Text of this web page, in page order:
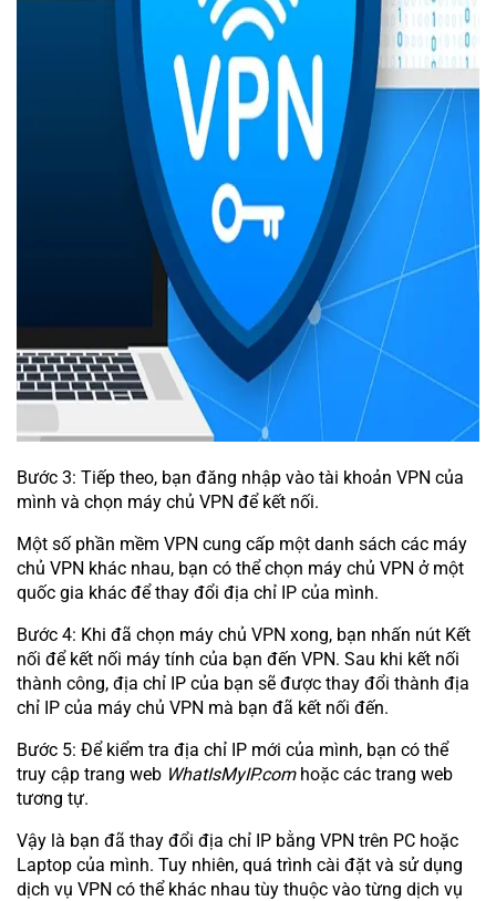
Bước 3: Tiếp theo, bạn đăng nhập vào tài khoản VPN của
mình và chọn máy chủ VPN để kết nối.
Một số phần mềm VPN cung cấp một danh sách các máy
chủ VPN khác nhau, bạn có thể chọn máy chủ VPN ở một
quốc gia khác để thay đổi địa chỉ IP của mình.
Bước 4: Khi đã chọn máy chủ VPN xong, bạn nhấn nút Kết
nối để kết nối máy tính của bạn đến VPN. Sau khi kết nối
thành công, địa chỉ IP của bạn sẽ được thay đổi thành địa
chỉ IP của máy chủ VPN mà bạn đã kết nối đến.
Bước 5: Để kiểm tra địa chỉ IP mới của mình, bạn có thể
truy cập trang web WhatIsMyIP.comhoặc các trang web
tương tự.
Vậy là bạn đã thay đổi địa chỉ IP bằng VPN trên PC hoặc
Laptop của mình. Tuy nhiên, quá trình cài đặt và sử dụng
dịch vụ VPN có thể khác nhau tùy thuộc vào từng dịch vụ